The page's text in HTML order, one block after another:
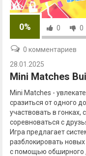
0% 0 0
0 комментариев
28.01.2025
Mini Matches
Mini Matches -
сразиться от одного
участвовать в гонках,
соревноваться с
Игра предлагает
разблокировать
с помощью обширного